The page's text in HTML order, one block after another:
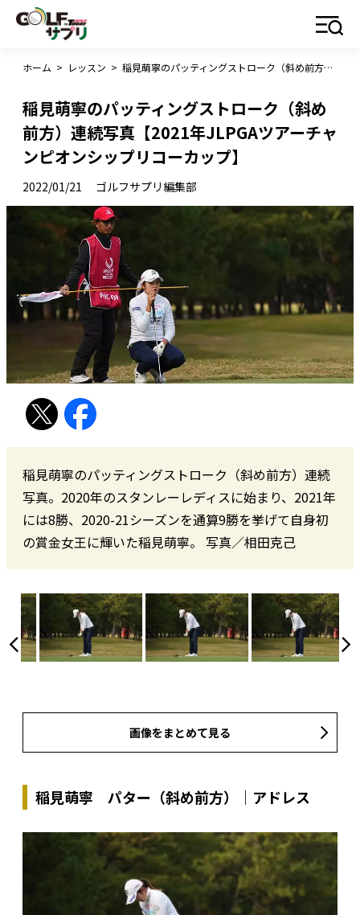
ホーム > レッスン > 稲見萌寧のパッティングストローク（斜め前方）連続写真【2021年JLPGAツアーチャンピオンシップリコーカップ】
稲見萌寧のパッティングストローク（斜め
前方）連続写真【2021年JLPGAツアーチャ
ンピオンシップリコーカップ】
2022/01/21 ゴルフサプリ編集部
稲見萌寧のパッティングストローク（斜め前方）連続
写真。2020年のスタンレーレディスに始まり、2021年
には8勝、2020-21シーズンを通算9勝を挙げて自身初
の賞金女王に輝いた稲見萌寧。 写真／相田克己
画像をまとめて見る
稲見萌寧 パター（斜め前方）｜アドレス